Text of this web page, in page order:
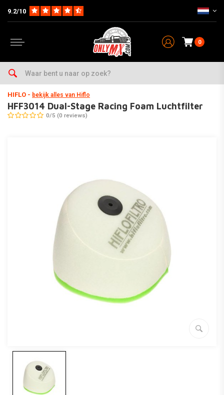
9.2/10
0
Home Parts op Merk & Type
HIFLO - bekijk alles van Hiflo
HFF3014 Dual-Stage Racing Foam Luchtfilter
0/5 (0 reviews)